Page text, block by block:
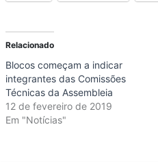
Relacionado
Blocos começam a indicar
integrantes das Comissões
Técnicas da Assembleia
12 de fevereiro de 2019
Em "Notícias"